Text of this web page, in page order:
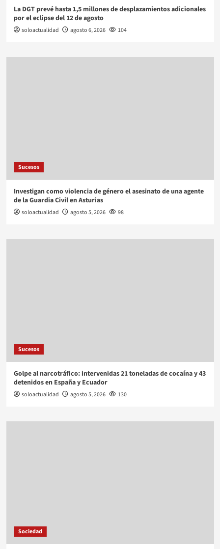
La DGT prevé hasta 1,5 millones de desplazamientos adicionales
por el eclipse del 12 de agosto
soloactualidad agosto 6, 2026 104
Sucesos
Investigan como violencia de género el asesinato de una agente
de la Guardia Civil en Asturias
soloactualidad agosto 5, 2026 98
Sucesos
Golpe al narcotráfico: intervenidas 21 toneladas de cocaína y 43
detenidos en España y Ecuador
soloactualidad agosto 5, 2026 130
Sociedad